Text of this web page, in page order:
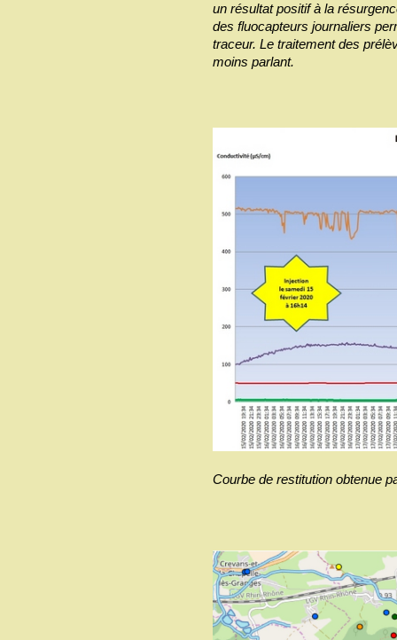
un résultat positif à la
des fluocapteurs journaliers
traceur. Le traitement des
moins parlant.
Courbe de restitution obtenue